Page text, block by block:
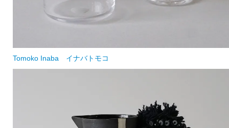
Tomoko Inaba イナバトモコ